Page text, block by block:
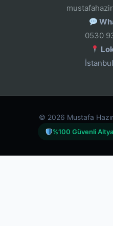
0530
© 2026 Mustafa
%100 Güvenli